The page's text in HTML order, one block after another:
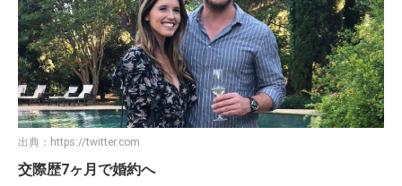
出典： https://twitter.com
交際歴7ヶ月で婚約へ